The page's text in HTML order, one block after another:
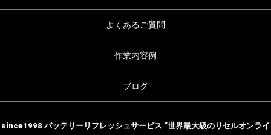
よくあるご質問
作業内容例
ブログ
since1998 バッテリーリフレッシュサービス “世界最大級のリセルオンライ